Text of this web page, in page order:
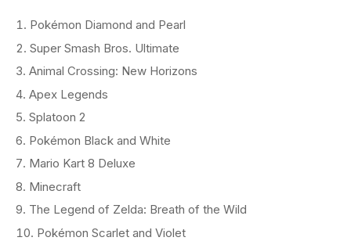
Pokémon Diamond and Pearl
Super Smash Bros. Ultimate
Animal Crossing: New Horizons
Apex Legends
Splatoon 2
Pokémon Black and White
Mario Kart 8 Deluxe
Minecraft
The Legend of Zelda: Breath of the Wild
Pokémon Scarlet and Violet